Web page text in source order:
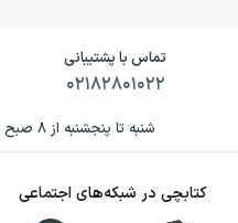
تماس با پشتیبانی
۰۲۱۸۲۸۰۱۰۲۲
شنبه تا پنجشنبه از ۸ صبح تا ۱۸ عصر بجز روزهای تعطیل
کتابچی در شبکه‌های اجتماعی